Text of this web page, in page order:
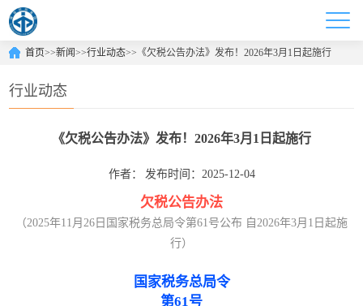
首页>>新闻>>行业动态>> 《欠税公告办法》发布！2026年3月1日起施行
行业动态
《欠税公告办法》发布！2026年3月1日起施行
作者： 发布时间：2025-12-04
欠税公告办法
（2025年11月26日国家税务总局令第61号公布 自2026年3月1日起施
行）
国家税务总局令
第61号